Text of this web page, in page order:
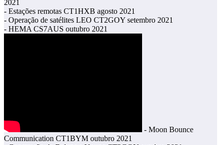
2021
- Estações remotas CT1HXB agosto 2021
- Operação de satélites LEO CT2GOY setembro 2021
- HEMA CS7AUS outubro 2021
- Moon Bounce
Communication CT1BYM outubro 2021